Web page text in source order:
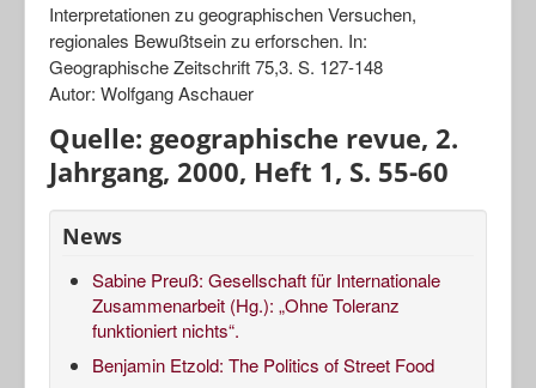
Interpretationen zu geographischen Versuchen,
regionales Bewußtsein zu erforschen. In:
Geographische Zeitschrift 75,3. S. 127-148
Autor: Wolfgang Aschauer
Quelle: geographische revue, 2.
Jahrgang, 2000, Heft 1, S. 55-60
News
Sabine Preuß: Gesellschaft für Internationale
Zusammenarbeit (Hg.): „Ohne Toleranz
funktioniert nichts“.
Benjamin Etzold: The Politics of Street Food